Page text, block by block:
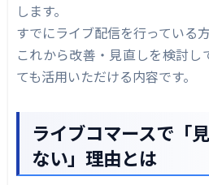
配信ごとの振り返りが重
数値を見るポイントを
改善を進めたい企業向け
「改善」で変えられる
します。
すでにライブ配信を行っている
これから改善・見直しを検討し
ても活用いただける内容です。
ライブコマースで「
ない」理由とは